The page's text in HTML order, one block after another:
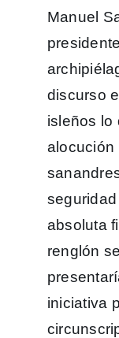
Manuel
discurso
isleños lo
alocución
absoluta
renglón
iniciativa